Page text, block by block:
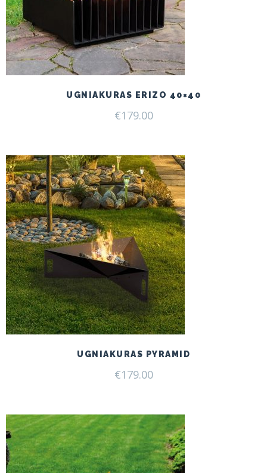
UGNIAKURAS ERIZO 40×40
€179.00
UGNIAKURAS PYRAMID
€179.00